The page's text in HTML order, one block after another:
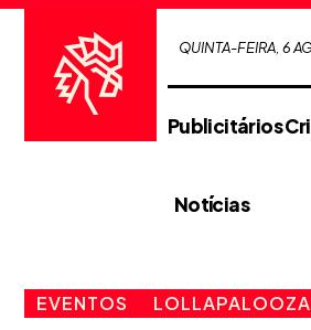
QUINTA-FEIRA, 6
Publicitários
Notícias
EVENTOS LOLLAPALOOZA